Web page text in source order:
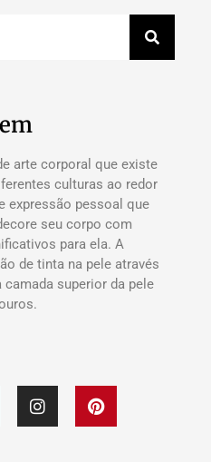
arte corporal que existe
culturas ao redor
expressão pessoal que
seu corpo com
para ela. A
de tinta na pele através
superior da pele